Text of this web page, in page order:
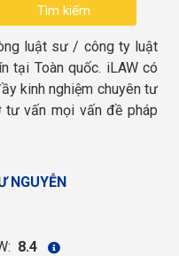
luật sư / công ty luật
tại Toàn quốc. iLAW có
kinh nghiệm chuyên tư
vấn mọi vấn đề pháp
NGUYỄN
8.4